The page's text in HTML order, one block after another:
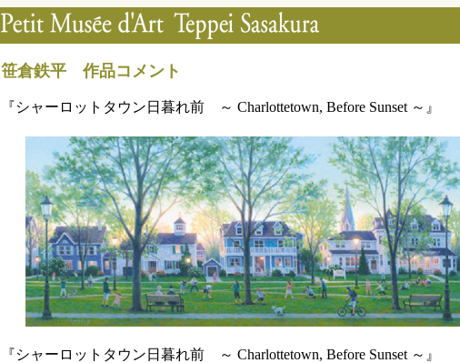
笹倉鉄平 作品コメント
『シャーロットタウン日暮れ前 ～ Charlottetown, Before Sunset ～』
『シャーロットタウン日暮れ前 ～ Charlottetown, Before Sunset ～』